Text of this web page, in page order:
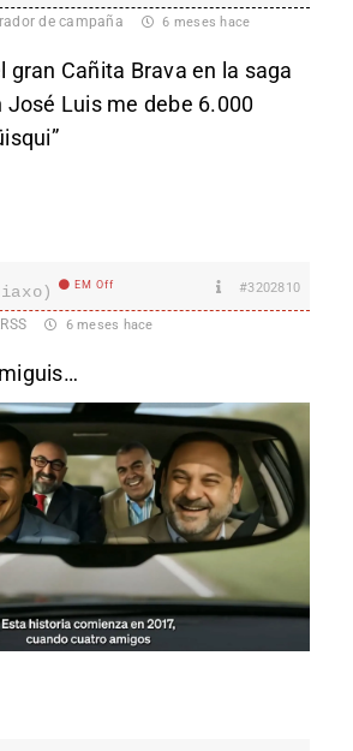
de campaña 6 meses hace
gran Cañita Brava en la saga
José Luis me debe 6.000
EM Off #3202810
6 meses hace